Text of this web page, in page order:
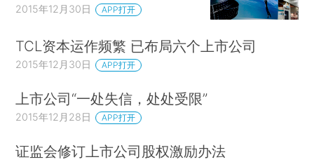
2015年12月30日 APP打开
TCL资本运作频繁 已布局六个上市公司
2015年12月30日 APP打开
上市公司“一处失信，处处受限”
2015年12月28日 APP打开
证监会修订上市公司股权激励办法